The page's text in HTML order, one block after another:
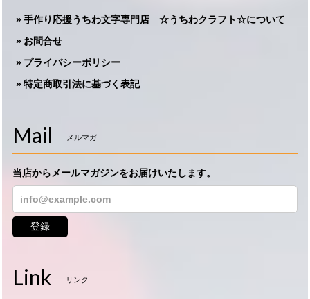
手作り応援うちわ文字専門店 ☆うちわクラフト☆について
お問合せ
プライバシーポリシー
特定商取引法に基づく表記
Mail メルマガ
当店からメールマガジンをお届けいたします。
登録
Link リンク